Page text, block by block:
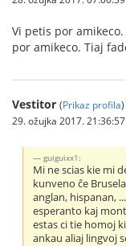
Vi petis por
por amikeco. Tiaj
Vestitor (Prikaz profila)
29. ožujka 2017. 21:36:57
guiguixx1:
Mi ne scias kie mi
kunveno ĉe
anglan, hispanan,
esperanto kaj
estas ci tie homoj
ankau aliaj lingvoj